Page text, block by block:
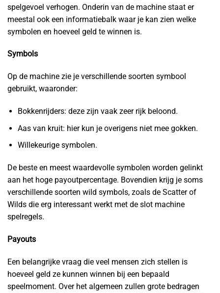
spelgevoel verhogen. Onderin van de machine staat er
meestal ook een informatiebalk waar je kan zien welke
symbolen en hoeveel geld te winnen is.
Symbols
Op de machine zie je verschillende soorten symbool
gebruikt, waaronder:
Bokkenrijders: deze zijn vaak zeer rijk beloond.
Aas van kruit: hier kun je overigens niet mee gokken.
Willekeurige symbolen.
De beste en meest waardevolle symbolen worden gelinkt
aan het hoge payoutpercentage. Bovendien krijg je soms
verschillende soorten wild symbols, zoals de Scatter of
Wilds die erg interessant werkt met de slot machine
spelregels.
Payouts
Een belangrijke vraag die veel mensen zich stellen is
hoeveel geld ze kunnen winnen bij een bepaald
speelmoment. Over het algemeen zullen grote bedragen